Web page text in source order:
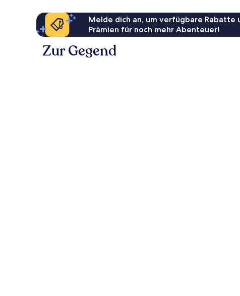
Melde dich an, um verfügbare Rabatte
Prämien für noch mehr Abenteuer!
Zur Gegend